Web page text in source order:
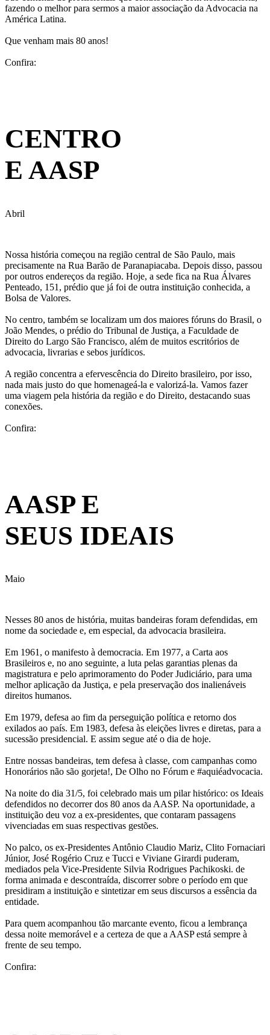
fazendo o melhor para sermos a maior associação da Advocacia na
América Latina.
Que venham mais 80 anos!
Confira:
CENTRO
E AASP
Abril
Nossa história começou na região central de São Paulo, mais
precisamente na Rua Barão de Paranapiacaba. Depois disso, passou
por outros endereços da região. Hoje, a sede fica na Rua Álvares
Penteado, 151, prédio que já foi de outra instituição conhecida, a
Bolsa de Valores.
No centro, também se localizam um dos maiores fóruns do Brasil, o
João Mendes, o prédio do Tribunal de Justiça, a Faculdade de
Direito do Largo São Francisco, além de muitos escritórios de
advocacia, livrarias e sebos jurídicos.
A região concentra a efervescência do Direito brasileiro, por isso,
nada mais justo do que homenageá-la e valorizá-la. Vamos fazer
uma viagem pela história da região e do Direito, destacando suas
conexões.
Confira:
AASP E
SEUS IDEAIS
Maio
Nesses 80 anos de história, muitas bandeiras foram defendidas, em
nome da sociedade e, em especial, da advocacia brasileira.
Em 1961, o manifesto à democracia. Em 1977, a Carta aos
Brasileiros e, no ano seguinte, a luta pelas garantias plenas da
magistratura e pelo aprimoramento do Poder Judiciário, para uma
melhor aplicação da Justiça, e pela preservação dos inalienáveis
direitos humanos.
Em 1979, defesa ao fim da perseguição política e retorno dos
exilados ao país. Em 1983, defesa às eleições livres e diretas, para a
sucessão presidencial. E assim segue até o dia de hoje.
Entre nossas bandeiras, tem defesa à classe, com campanhas como
Honorários não são gorjeta!, De Olho no Fórum e #aquiéadvocacia.
Na noite do dia 31/5, foi celebrado mais um pilar histórico: os Ideais
defendidos no decorrer dos 80 anos da AASP. Na oportunidade, a
instituição deu voz a ex-presidentes, que contaram passagens
vivenciadas em suas respectivas gestões.
No palco, os ex-Presidentes Antônio Claudio Mariz, Clito Fornaciari
Júnior, José Rogério Cruz e Tucci e Viviane Girardi puderam,
mediados pela Vice-Presidente Silvia Rodrigues Pachikoski. de
forma animada e descontraída, discorrer sobre o período em que
presidiram a instituição e sintetizar em seus discursos a essência da
entidade.
Para quem acompanhou tão marcante evento, ficou a lembrança
dessa noite memorável e a certeza de que a AASP está sempre à
frente de seu tempo.
Confira: